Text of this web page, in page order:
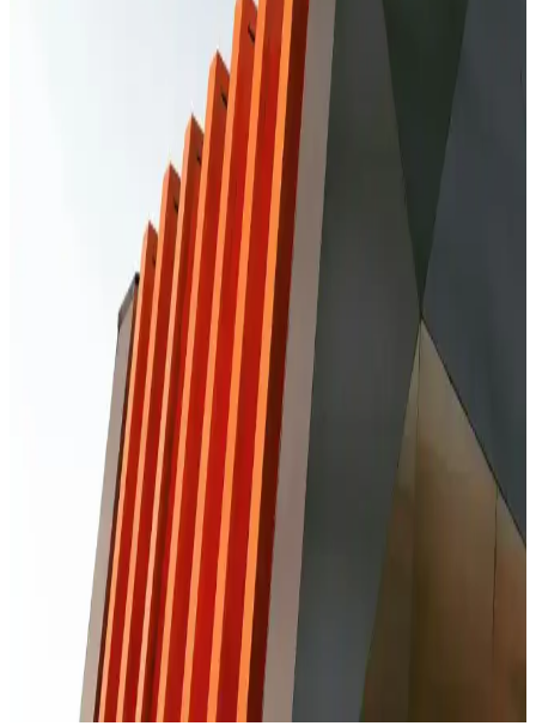
kalitesine göre değişir. Orijinal ekran tercih edilmelidir, güvenilir
servisler ve garanti önemli faktörlerdir.
Kırık Ekranlı Telefonlardan Veri Kurtarma
Yöntemleri ve Dikkat Edilmesi Gerekenler
Kırık ekranlı telefonlardan veri kurtarma, uzmanlık ve dikkat
gerektirir. Profesyonel servisler ve yazılım çözümleri ile verilerinizi
Redmi Telefonlarda Ekran Değişimi: Bilmeniz
Gerekenler ve Uzman Tavsiyeleri
Redmi telefonlarda ekran değişimi uzmanlık gerektirir. Orijinal
parçalar ve güvenilir servislerle cihazınızın performansını koruyun,
kalıcı hasar riskini azaltın.
Xiaomi Telefonlarda Çağrı Ekranı Değiştirme
Rehberi ve Adımlar
Xiaomi telefonlarda çağrı ekranı değiştirme süreci, doğru malzeme
ve dikkatli çalışma ile başarılı olur. Uzman desteği ve orijinal parça
kullanımı önemlidir.
iPhone 11 Cam Değişimi Süreci ve Dikkat Edilmesi
Gerekenler
iPhone 11 cam değişimi kısa sürede ve güvenilir şekilde yapılabilir.
Orijinal parça ve uzman teknisyen tercih edilmelidir, böylece
cihazınızın performansı ve garantisi korunur.